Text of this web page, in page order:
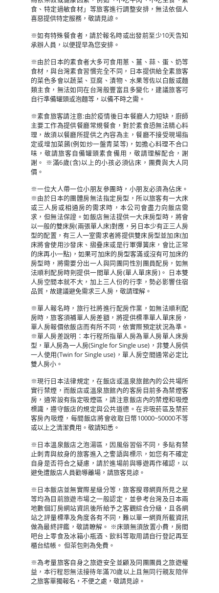
食、特定過敏食材」等旅客進行調整安排，無法依個人
喜惡提供特定服務，敬請見諒。
※如有特殊餐食者，請於報名時或出發前至少10天告知
承辦人員，以便提早為您安排。
※由於日本的素食者大多可食用蔥、薑、蒜、蛋、奶等
食材，與台灣素食習慣完全不同，日本提供給全素旅客
的菜色多會以蔬菜、豆腐、漬物、水果等佐以白飯或麵
類主食，無法如同在台灣般豐富且多變化，建議旅客可
自行準備罐頭或泡麵等，以備不時之需。
※素食旅客請注意:由於疫情後日本餐廳人力短缺，廚師
主要工作為提供餐廳常規餐食，對於素食恐無法精心料
理，故須以餐廳所提供之內容為主，餐廳不接受現場指
定或增加菜餚(例如炒一盤青菜等)，如擔心料理不合口
味，敬請旅客自備罐頭素食備用，敬請理解配合，謝
謝。 ※滿6歲(含)以上的小孩必須佔床，團費與大人同
價。
※一位大人帶一位小朋友參團時，小朋友必須為佔床。
※由於日本的團體房無法指定房型，所以旅客有一大床
或三人房或相通房的需求時，本公司會盡力向飯店需
求，但無法保證。如飯店無法提供一大床房型時，將會
以一般的雙床房(兩張單人床)對應，另日本少有正三人房
型的配置，有三人一室需求者將提供雙床房型並加床(加
床將會使用沙發床、摺疊床或是行軍彈簧床，會比正常
的床再小一點)，如果可加床的房型客滿或沒有可加床的
房型時，將需要分出一人與同團同性別團員配房，如無
法順利配房時則提供一間單人房(單人單床房)。 日本雙
人房空間本就不大，加上三人份的行李，勢必影響住宿
品質，故建議避免需求三人房，敬請理解。
※單人報名時，旅行社將進行配房作業，如無法順利配
房時，旅客須補單人房差額，將提供標準單人單床房，
單人房報價依飯店而有所不同，依實際預定狀況為準。
※單人房差說明：本行程所指單人房為單人房單人床房
型，單人房為一人房(Single for Single use)，非雙人房供
一人使用(Twin for Single use)，單人房空間通常必定比
雙人房小。
※現行日本法律規定，在飯店或溫泉旅館內的公共場所
實行禁煙，而飯店或溫泉旅館內的客房目前多為禁煙客
房，通常設有指定吸煙區，請注意飯店內的禁煙和吸煙
標識，遵守飯店的規定與公共道德。在非吸菸區及禁菸
客房內吸煙，每間飯店將會收取日幣10000~50000不等
或以上之清潔費用。敬請知悉。
※日本溫泉飯店之泡湯區，因風俗習俗不同，多貼有禁
止刺青與紋身的旅客進入之警語與標示，如您有不確定
自身是否符合之疑慮，請於進場前與導遊再作確認，以
避免遭飯店人員勸導離場，請旅客見諒。
※日本飯店並無實際星級分等，旅客搜尋網頁所見之星
等均為目前旅遊市場之一般認定，並參考台灣及日本兩
地數個訂房網站資訊後所給予之客觀綜合分級，且各網
站之評量標準及角度各有不同，難以單一網頁所載資訊
做為最終評鑑，敬請瞭解。 ※床頭無須放置小費，房間
吧台上零食及冰箱小瓶酒、飲料等取用請自行登記再至
櫃台結帳。 但茶包則為免費。
※為考量旅客自身之旅遊安全並顧及同團團員之旅遊權
益，本行程恕無法接待年滿70歲以上且無同行親友陪伴
之旅客單獨報名，不便之處，敬請見諒。